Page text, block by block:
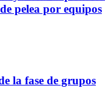
pelea por equipos
la fase de grupos